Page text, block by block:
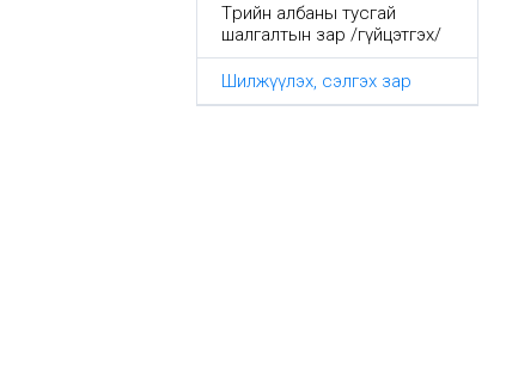
Төрийн албаны тусгай
шалгалтын зар /гүйцэтгэх/
Шилжүүлэх, сэлгэх зар